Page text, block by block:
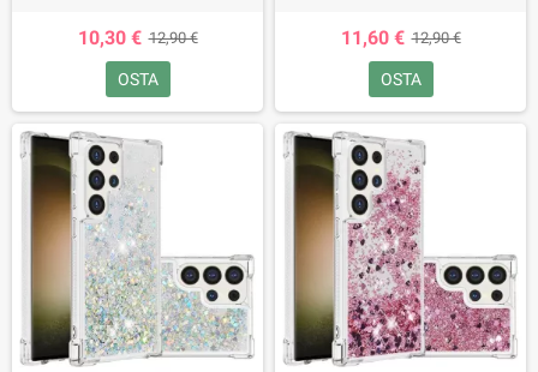
10,30 € 12,90 €
OSTA
11,60 € 12,90 €
OSTA